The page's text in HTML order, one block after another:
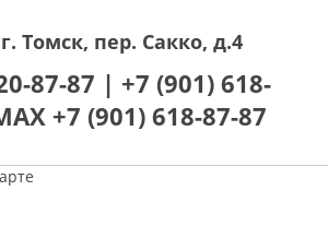
Томск, пер. Сакко, д.4
87-87 | +7 (901) 618-
+7 (901) 618-87-87